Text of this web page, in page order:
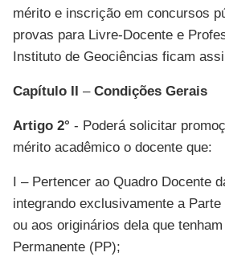
mérito e inscrição em concursos
provas para Livre-Docente e
Instituto de Geociências ficam
Capítulo II – Condições Gerais
Artigo 2° - Poderá solicitar
mérito acadêmico o docente que:
I – Pertencer ao Quadro Docente
integrando exclusivamente a
ou aos originários dela que
Permanente (PP);